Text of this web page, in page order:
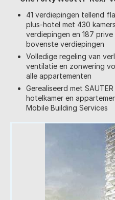
41 verdiepingen tellend
plus-hotel met 430
verdiepingen en 187
bovenste verdiepingen
Volledige regeling van
ventilatie en zonwering
alle appartementen
Gerealiseerd met
hotelkamer en
Mobile Building Services